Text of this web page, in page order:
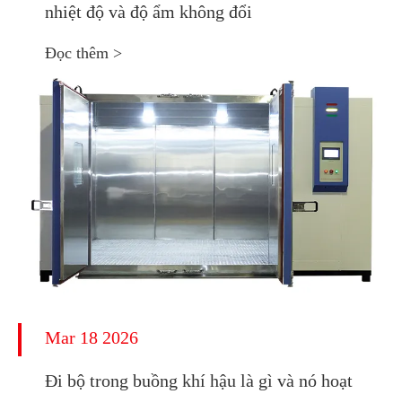
nhiệt độ và độ ẩm không đổi
Đọc thêm >
Mar 18 2026
Đi bộ trong buồng khí hậu là gì và nó hoạt